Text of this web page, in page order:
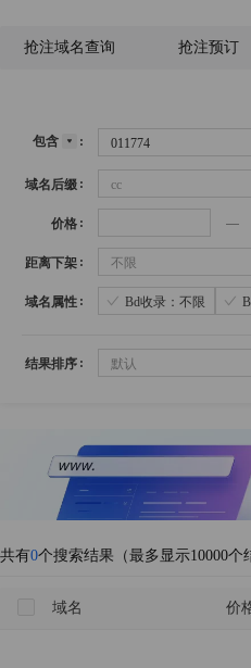
抢注域名查询 抢注预订
包含
域名后缀 cc
价格
距离下架 不限
域名属性 Bd收录：不限
结果排序 默认
共有0个搜索结果（最多显示10000个
域名 价